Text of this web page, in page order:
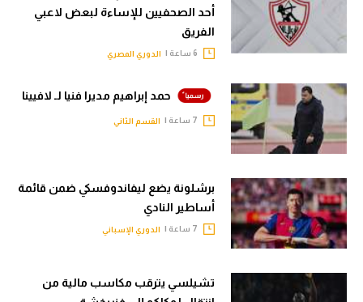
أحد الصحفيين للإساءة لبعض لاعبي
الفريق
الدوري المصري
حمد إبراهيم مديرا فنيا لـ لافيينا
القسم الثاني
برشلونة يضع ليفاندوفسكي ضمن قائمة
أساطير النادي
الدوري الإسباني
تشيلسي يترقب مكاسب مالية من